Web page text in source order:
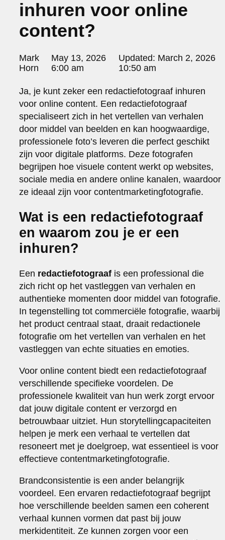
portraits 2
portraits 3
fd gazellen 2014
het zuiderlicht
thomas van luyn
parool christmas special
editorial
travel
commercial
fashion
contact
info@markhorn.nl
+31650600601
about
inhuren voor online
content?
Posted
by:
Mark
Horn
May 13, 2026
6:00 am
Updated: March 2, 2026
10:50 am
Ja, je kunt zeker een redactiefotograaf inhuren
voor online content. Een redactiefotograaf
specialiseert zich in het vertellen van verhalen
door middel van beelden en kan hoogwaardige,
professionele foto’s leveren die perfect geschikt
zijn voor digitale platforms. Deze fotografen
begrijpen hoe visuele content werkt op websites,
sociale media en andere online kanalen, waardoor
ze ideaal zijn voor contentmarketingfotografie.
Wat is een redactiefotograaf
en waarom zou je er een
inhuren?
Een redactiefotograaf is een professional die
zich richt op het vastleggen van verhalen en
authentieke momenten door middel van fotografie.
In tegenstelling tot commerciële fotografie, waarbij
het product centraal staat, draait redactionele
fotografie om het vertellen van verhalen en het
vastleggen van echte situaties en emoties.
Voor online content biedt een redactiefotograaf
verschillende specifieke voordelen. De
professionele kwaliteit van hun werk zorgt ervoor
dat jouw digitale content er verzorgd en
betrouwbaar uitziet. Hun storytellingcapaciteiten
helpen je merk een verhaal te vertellen dat
resoneert met je doelgroep, wat essentieel is voor
effectieve contentmarketingfotografie.
Brandconsistentie is een ander belangrijk
voordeel. Een ervaren redactiefotograaf begrijpt
hoe verschillende beelden samen een coherent
verhaal kunnen vormen dat past bij jouw
merkidentiteit. Ze kunnen zorgen voor een